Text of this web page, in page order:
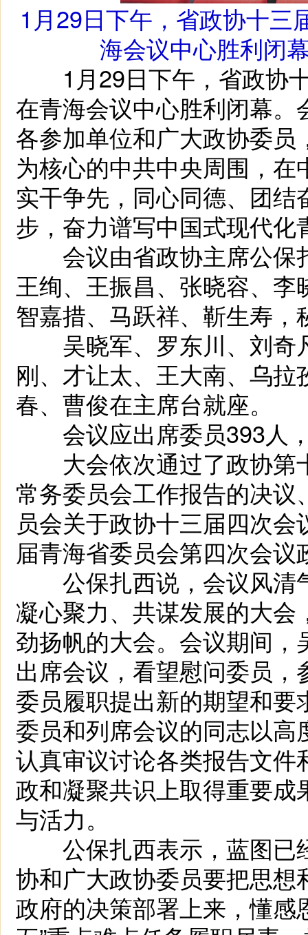
1月29日下午，省政协十三
海会议中心胜利闭
1月29日下午，省政协十
在青海会议中心胜利闭幕
各参加单位和广大政协委
为核心的中共中央周围，
实干争先，同心同德、团结
步，奋力谱写中国式现代
会议由省政协主席公保
王绚、王振昌、张晓容、李
智嘉措、马跃祥、靳生寿
吴晓军、罗东川、刘奇
刚、才让太、王大南、乌拉
春、曹俊在主席台就座。
会议应出席委员393人
大会依次通过了政协第
常务委员会工作报告的决
员会关于政协十三届四次
届青海省委员会第四次会议
公保扎西说，会议风清
凝心聚力、共谋发展的大会
劲扬帆的大会。会议期间
出席会议，看望慰问委员
委员履职提出新的期望和
委员和列席会议的同志以
认真审议讨论各类报告文件
政和凝聚共识上取得重要
与活力。
公保扎西表示，蓝图已
协和广大政协委员要把思
政府的决策部署上来，懂感